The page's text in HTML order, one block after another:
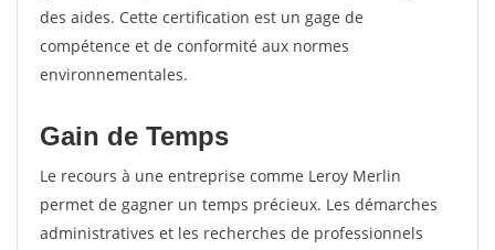
des aides. Cette certification est un gage de
compétence et de conformité aux normes
environnementales.
Gain de Temps
Le recours à une entreprise comme Leroy Merlin
permet de gagner un temps précieux. Les démarches
administratives et les recherches de professionnels